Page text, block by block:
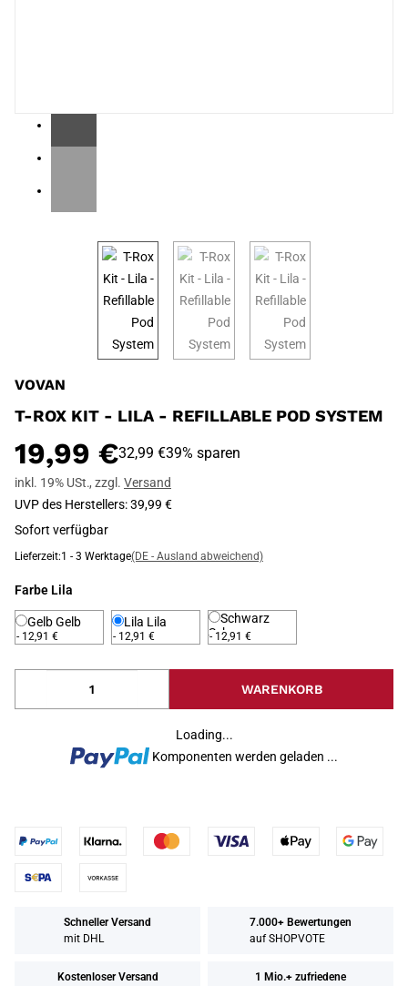
VOVAN
T-ROX KIT - LILA - REFILLABLE POD SYSTEM
19,99 €32,99 €39% sparen
inkl. 19% USt., zzgl. Versand
UVP des Herstellers:39,99 €
Sofort verfügbar
Lieferzeit:1 - 3 Werktage(DE - Ausland abweichend)
Farbe Lila
GelbGelb
- 12,91 €
Lila Lila
- 12,91 €
Schwarz
Schwarz
- 12,91 €
WARENKORB
Loading...
Komponenten werden geladen ...
Schneller Versand
mit DHL
7.000+ Bewertungen
auf SHOPVOTE
Kostenloser Versand
1 Mio.+ zufriedene